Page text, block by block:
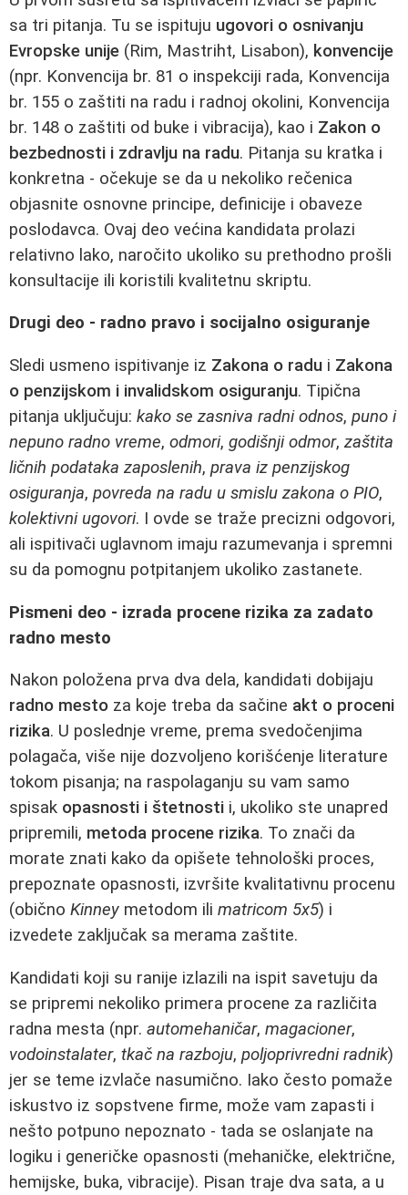
sa tri pitanja. Tu se ispituju ugovori o osnivanju
Evropske unije (Rim, Mastriht, Lisabon), konvencije
(npr. Konvencija br. 81 o inspekciji rada, Konvencija
br. 155 o zaštiti na radu i radnoj okolini, Konvencija
br. 148 o zaštiti od buke i vibracija), kao i Zakon o
bezbednosti i zdravlju na radu. Pitanja su kratka i
konkretna - očekuje se da u nekoliko rečenica
objasnite osnovne principe, definicije i obaveze
poslodavca. Ovaj deo većina kandidata prolazi
relativno lako, naročito ukoliko su prethodno prošli
konsultacije ili koristili kvalitetnu skriptu.
Drugi deo - radno pravo i socijalno osiguranje
Sledi usmeno ispitivanje iz Zakona o radu i Zakona
o penzijskom i invalidskom osiguranju. Tipična
pitanja uključuju: kako se zasniva radni odnos, puno i
nepuno radno vreme, odmori, godišnji odmor, zaštita
ličnih podataka zaposlenih, prava iz penzijskog
osiguranja, povreda na radu u smislu zakona o PIO,
kolektivni ugovori. I ovde se traže precizni odgovori,
ali ispitivači uglavnom imaju razumevanja i spremni
su da pomognu potpitanjem ukoliko zastanete.
Pismeni deo - izrada procene rizika za zadato
radno mesto
Nakon položena prva dva dela, kandidati dobijaju
radno mesto za koje treba da sačine akt o proceni
rizika. U poslednje vreme, prema svedočenjima
polagača, više nije dozvoljeno korišćenje literature
tokom pisanja; na raspolaganju su vam samo
spisak opasnosti i štetnosti i, ukoliko ste unapred
pripremili, metoda procene rizika. To znači da
morate znati kako da opišete tehnološki proces,
prepoznate opasnosti, izvršite kvalitativnu procenu
(obično Kinney metodom ili matricom 5x5) i
izvedete zaključak sa merama zaštite.
Kandidati koji su ranije izlazili na ispit savetuju da
se pripremi nekoliko primera procene za različita
radna mesta (npr. automehaničar, magacioner,
vodoinstalater, tkač na razboju, poljoprivredni radnik)
jer se teme izvlače nasumično. Iako često pomaže
iskustvo iz sopstvene firme, može vam zapasti i
nešto potpuno nepoznato - tada se oslanjate na
logiku i generičke opasnosti (mehaničke, električne,
hemijske, buka, vibracije). Pisan traje dva sata, a u